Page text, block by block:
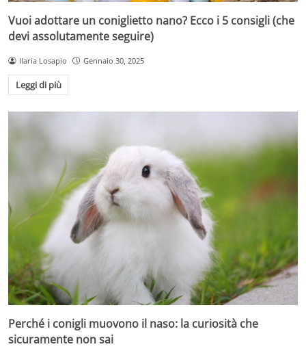
Vuoi adottare un coniglietto nano? Ecco i 5 consigli (che
devi assolutamente seguire)
Ilaria Losapio Gennaio 30, 2025
Leggi di più
Perché i conigli muovono il naso: la curiosità che
sicuramente non sai